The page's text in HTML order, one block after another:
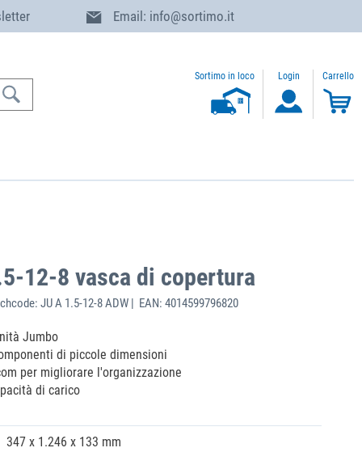
Email: info@sortimo.it
Sortimo in loco Login Carrello
12-8 vasca di copertura
JU A 1.5-12-8 ADW | EAN: 4014599796820
Jumbo
di piccole dimensioni
per migliorare l'organizzazione
di carico
347 x 1.246 x 133 mm